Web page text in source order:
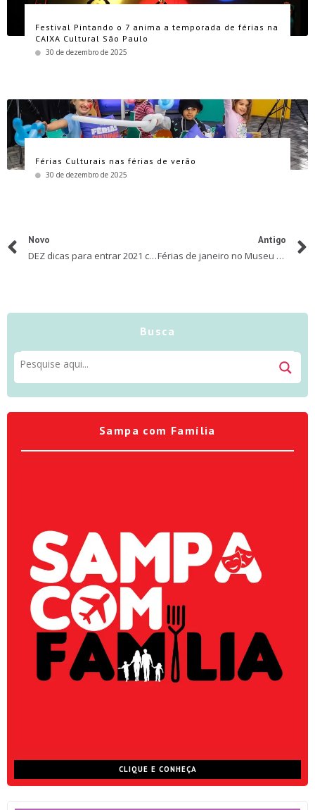
Festival Pintando o 7 anima a temporada de férias na
CAIXA Cultural São Paulo
30 de dezembro de 2025
Férias Culturais nas férias de verão
30 de dezembro de 2025
Novo
DEZ dicas para entrar 2021 com menos ansiedade
Antigo
Férias de janeiro no Museu da Imigração
Busca
Sampa com Família
CLIQUE E CONHEÇA